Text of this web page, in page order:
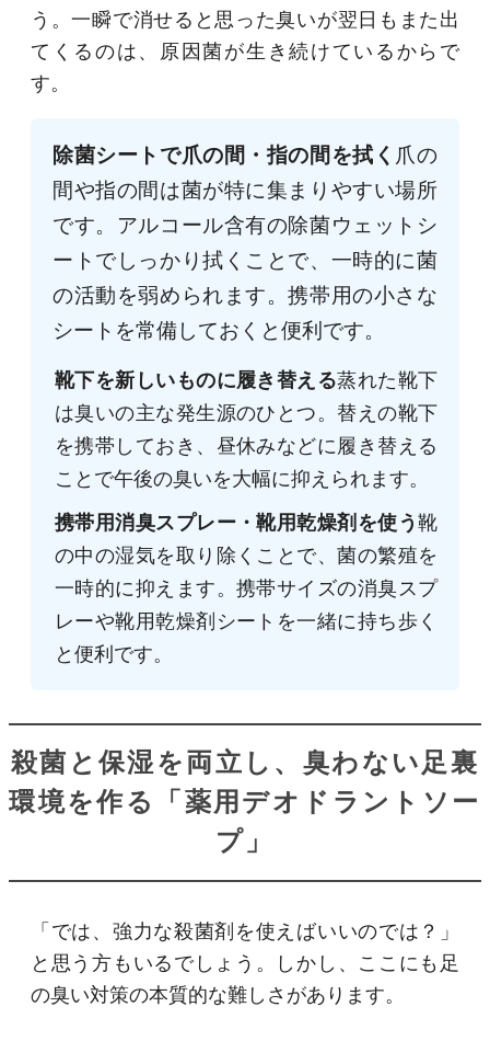
う。一瞬で消せると思った臭いが翌日もまた出
てくるのは、原因菌が生き続けているからで
す。
除菌シートで爪の間・指の間を拭く 爪の
間や指の間は菌が特に集まりやすい場所
です。アルコール含有の除菌ウェットシ
ートでしっかり拭くことで、一時的に菌
の活動を弱められます。携帯用の小さな
シートを常備しておくと便利です。
靴下を新しいものに履き替える蒸れた靴下
は臭いの主な発生源のひとつ。替えの靴下
を携帯しておき、昼休みなどに履き替える
ことで午後の臭いを大幅に抑えられます。
携帯用消臭スプレー・靴用乾燥剤を使う靴
の中の湿気を取り除くことで、菌の繁殖を
一時的に抑えます。携帯サイズの消臭スプ
レーや靴用乾燥剤シートを一緒に持ち歩く
と便利です。
殺菌と保湿を両立し、臭わない足裏
環境を作る「薬用デオドラントソー
プ」
「では、強力な殺菌剤を使えばいいのでは？」
と思う方もいるでしょう。しかし、ここにも足
の臭い対策の本質的な難しさがあります。